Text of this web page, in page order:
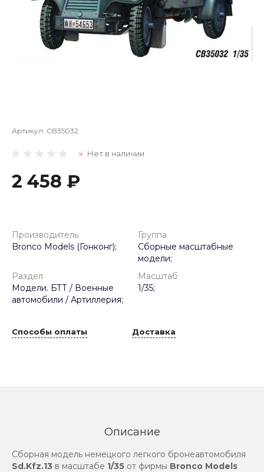
Артикул: CB35032
Нет в наличии
2 458 ₽
Производитель
Bronco Models (Гонконг);
Группа
Сборные масштабные
модели;
Раздел
Модели. БТТ / Военные
автомобили / Артиллерия;
Масштаб
1/35;
Способы оплаты Доставка
Описание
Сборная модель немецкого легкого бронеавтомобиля
Sd.Kfz.13 в масштабе 1/35 от фирмы Bronco Models